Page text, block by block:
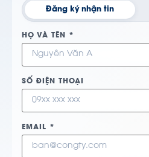
Đăng ký nhận tin
HỌ VÀ TÊN *
SỐ ĐIỆN THOẠI
EMAIL *